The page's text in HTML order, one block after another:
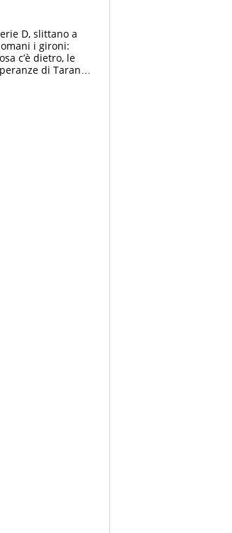
Milinkovic-
D, slittano a
i gironi:
c’è dietro, le
di Taranto